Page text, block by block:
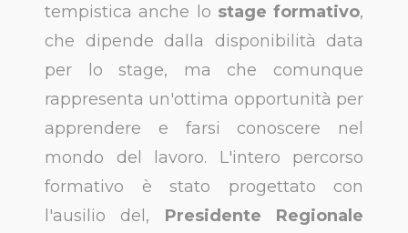
tempistica anche lo stage formativo,
che dipende dalla disponibilità data
per lo stage, ma che comunque
rappresenta un'ottima opportunità per
apprendere e farsi conoscere nel
mondo del lavoro. L'intero percorso
formativo è stato progettato con
l'ausilio del, Presidente Regionale